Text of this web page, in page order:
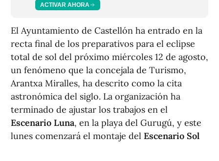
ACTIVAR AHORA
El Ayuntamiento de Castellón ha entrado en la
recta final de los preparativos para el eclipse
total de sol del próximo miércoles 12 de agosto,
un fenómeno que la concejala de Turismo,
Arantxa Miralles, ha descrito como la cita
astronómica del siglo. La organización ha
terminado de ajustar los trabajos en el
Escenario Luna, en la playa del Gurugú, y este
lunes comenzará el montaje del Escenario Sol